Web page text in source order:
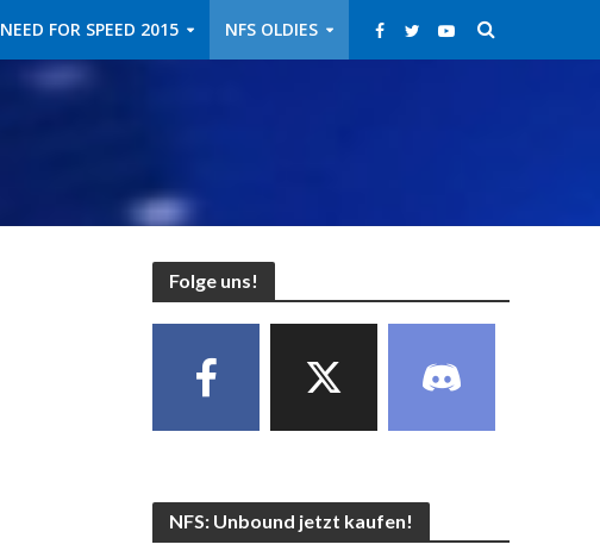
NEED FOR SPEED 2015 NFS OLDIES
Folge uns!
NFS: Unbound jetzt kaufen!